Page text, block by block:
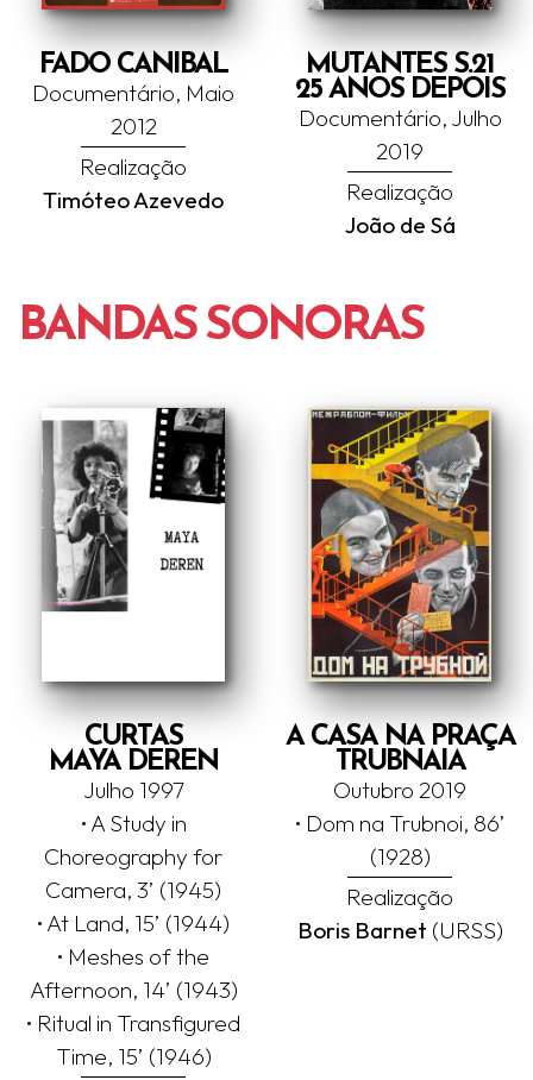
FADO CANIBAL
Documentário, Maio
2012
Realização
Timóteo Azevedo
MUTANTES S.21
25 ANOS DEPOIS
Documentário, Julho
2019
Realização
João de Sá
BANDAS SONORAS
CURTAS
MAYA DEREN
Julho 1997
• A Study in
Choreography for
Camera, 3’ (1945)
• At Land, 15’ (1944)
• Meshes of the
Afternoon, 14’ (1943)
• Ritual in Transfigured
Time, 15’ (1946)
A CASA NA PRAÇA
TRUBNAIA
Outubro 2019
• Dom na Trubnoi, 86’
(1928)
Realização
Boris Barnet (URSS)